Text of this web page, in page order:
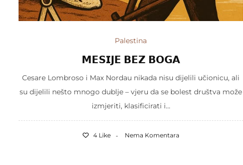
Palestina
𝗠𝗘𝗦𝗜𝗝𝗘 𝗕𝗘𝗭 𝗕𝗢𝗚𝗔
Cesare Lombroso i Max Nordau nikada nisu dijelili učionicu, ali
su dijelili nešto mnogo dublje – vjeru da se bolest društva može
izmjeriti, klasificirati i...
4 Like Nema Komentara